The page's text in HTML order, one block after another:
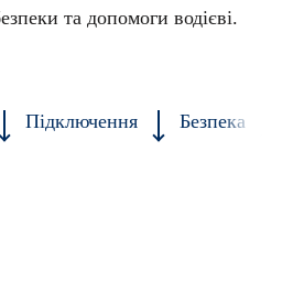
та допомоги водієві.
Підключення Безпека